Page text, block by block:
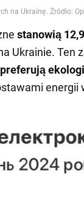
stanowią
Ukrainie. Ten
preferują
energii